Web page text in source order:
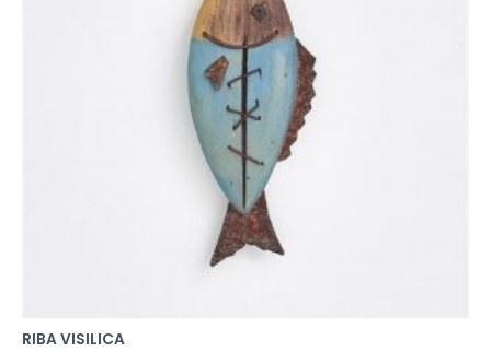
RIBA VISILICA